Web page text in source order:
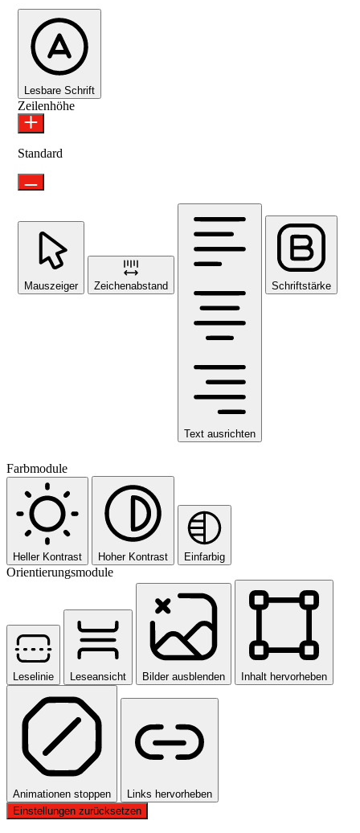
Lesbare Schrift
Zeilenhöhe
Standard
Mauszeiger Zeichenabstand
Text ausrichten
Schriftstärke
Farbmodule
Heller Kontrast Hoher Kontrast Einfarbig
Orientierungsmodule
Leselinie Leseansicht Bilder ausblenden Inhalt hervorheben
Animationen stoppen
Links hervorheben
Einstellungen zurücksetzen